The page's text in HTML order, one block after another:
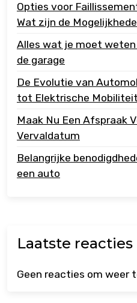
Opties voor
Wat zijn de
Alles wat je moet weten
de garage
De Evolutie van
tot Elektrische Mobiliteit
Maak Nu Een Afspraak
Vervaldatum
Belangrijke
een auto
Laatste reacties
Geen reacties om weer